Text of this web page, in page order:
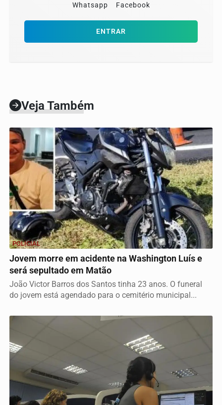
Whatsapp Facebook
ENTRAR
Veja Também
POLICIAL
Jovem morre em acidente na Washington Luís e
será sepultado em Matão
João Victor Barros dos Santos tinha 23 anos. O funeral
do jovem está agendado para o cemitério municipal...